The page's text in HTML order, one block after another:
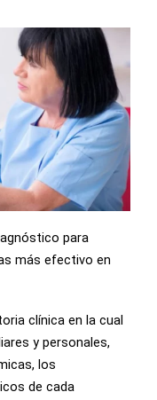
para
más efectivo en
clínica en la cual
y personales,
los
de cada